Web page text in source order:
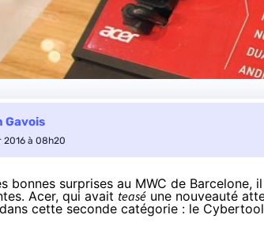
Gavois
2016 à 08h20
bonnes surprises au MWC de
Acer, qui avait teasé une nouveauté
cette seconde catégorie : le